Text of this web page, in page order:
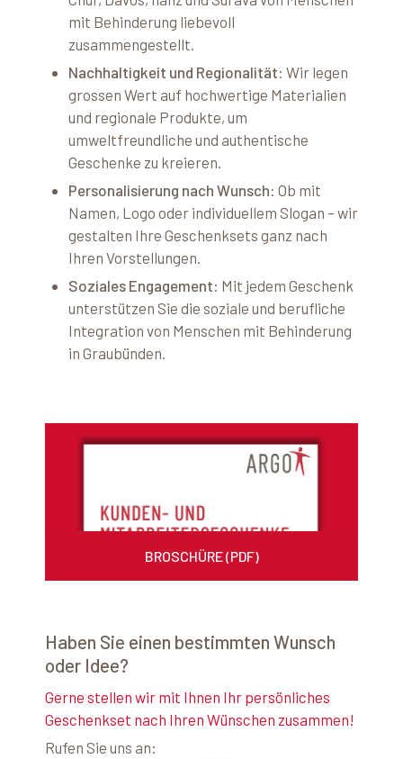
mit Behinderung liebevoll
zusammengestellt.​
Nachhaltigkeit und Regionalität: Wir legen
grossen Wert auf hochwertige Materialien
und regionale Produkte, um
umweltfreundliche und authentische
Geschenke zu kreieren.​
Personalisierung nach Wunsch: Ob mit
Namen, Logo oder individuellem Slogan – wir
gestalten Ihre Geschenksets ganz nach
Ihren Vorstellungen.​
Soziales Engagement: Mit jedem Geschenk
unterstützen Sie die soziale und berufliche
Integration von Menschen mit Behinderung
in Graubünden.​
BROSCHÜRE (PDF)
Haben Sie einen bestimmten Wunsch
oder Idee?
Gerne stellen wir mit Ihnen Ihr persönliches
Geschenkset nach Ihren Wünschen zusammen!
Rufen Sie uns an: